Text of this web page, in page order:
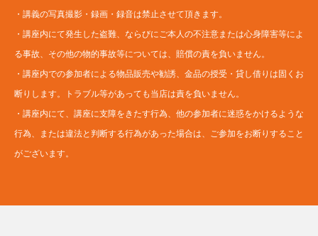
・講義の写真撮影・録画・録音は禁止させて頂きます。
・講座内にて発生した盗難、ならびにご本人の不注意または心身障害等によ
る事故、その他の物的事故等については、賠償の責を負いません。
・講座内での参加者による物品販売や勧誘、金品の授受・貸し借りは固くお
断りします。トラブル等があっても当店は責を負いません。
・講座内にて、講座に支障をきたす行為、他の参加者に迷惑をかけるような
行為、または違法と判断する行為があった場合は、ご参加をお断りすること
がございます。